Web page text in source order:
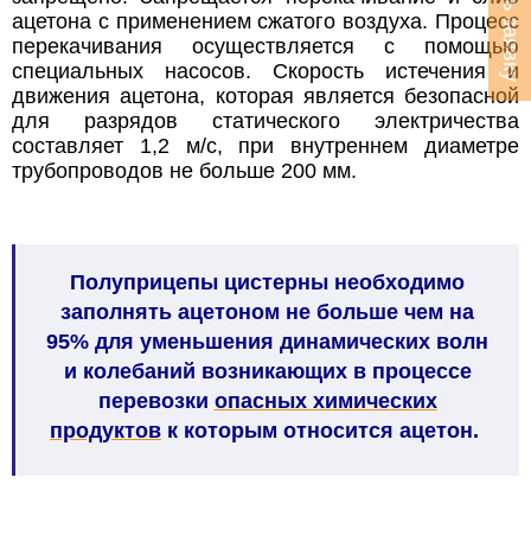
ацетона с применением сжатого воздуха. Процесс
перекачивания осуществляется с помощью
специальных насосов. Скорость истечения и
движения ацетона, которая является безопасной
для разрядов статического электричества
составляет 1,2 м/с, при внутреннем диаметре
трубопроводов не больше 200 мм.
Полуприцепы цистерны необходимо
заполнять ацетоном не больше чем на
95% для уменьшения динамических волн
и колебаний возникающих в процессе
перевозки опасных химических
продуктов к которым относится ацетон.